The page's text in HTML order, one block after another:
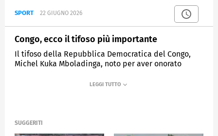
SPORT 22 GIUGNO 2026
Congo, ecco il tifoso più importante
Il tifoso della Repubblica Democratica del Congo,
Michel Kuka Mboladinga, noto per aver onorato
congolese, è arrivato a Guadalajara, in Messico, per
SUGGERITI